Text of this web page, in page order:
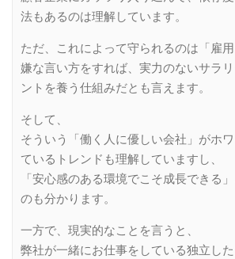
法もあるのは理解しています。
ただ、これによって守られるのは「雇用
嫌な言い方をすれば、実力のないサラ
ントを養う仕組みだとも言えます。
そして、
そういう「働く人に優しい会社」がホ
ているトレンドも理解していますし、
「安心感のある環境でこそ成長できる
のも分かります。
一方で、現実的なことを言うと、
弊社が一緒にお仕事をしている独立し